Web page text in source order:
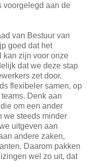
voorgelegd aan de
van Bestuur van
goed dat het
kan zijn voor onze
dat we deze stap
zet door.
flexibeler samen, op
Denk aan
om een ander
we steeds minder
uitgeven aan
andere zaken,
Daarom pakken
wel zo uit, dat